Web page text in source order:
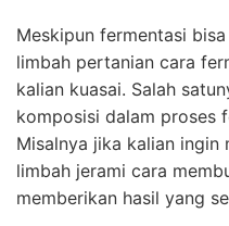
Meskipun fermentasi
limbah pertanian cara
kalian kuasai. Salah
komposisi dalam proses
Misalnya jika kalian ingin
limbah jerami cara
memberikan hasil yang